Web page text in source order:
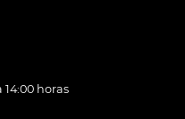
14:00 horas